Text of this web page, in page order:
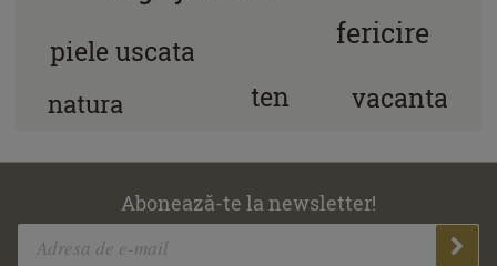
fericire
piele uscata
ten vacanta
natura
Abonează-te la newsletter!